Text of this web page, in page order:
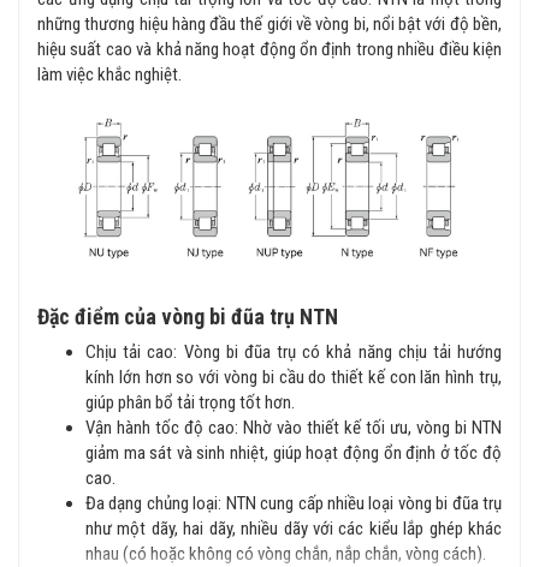
những thương hiệu hàng đầu thế giới về vòng bi, nổi bật với độ bền,
hiệu suất cao và khả năng hoạt động ổn định trong nhiều điều kiện
làm việc khắc nghiệt.
Đặc điểm của vòng bi đũa trụ NTN
Chịu tải cao: Vòng bi đũa trụ có khả năng chịu tải hướng
kính lớn hơn so với vòng bi cầu do thiết kế con lăn hình trụ,
giúp phân bổ tải trọng tốt hơn.
Vận hành tốc độ cao: Nhờ vào thiết kế tối ưu, vòng bi NTN
giảm ma sát và sinh nhiệt, giúp hoạt động ổn định ở tốc độ
cao.
Đa dạng chủng loại: NTN cung cấp nhiều loại vòng bi đũa trụ
như một dãy, hai dãy, nhiều dãy với các kiểu lắp ghép khác
nhau (có hoặc không có vòng chắn, nắp chắn, vòng cách).